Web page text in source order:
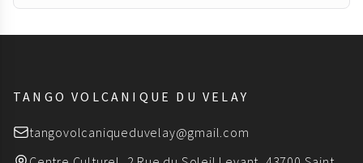
TANGO VOLCANIQUE DU VELAY
tangovolcaniqueduvelay@gmail.com